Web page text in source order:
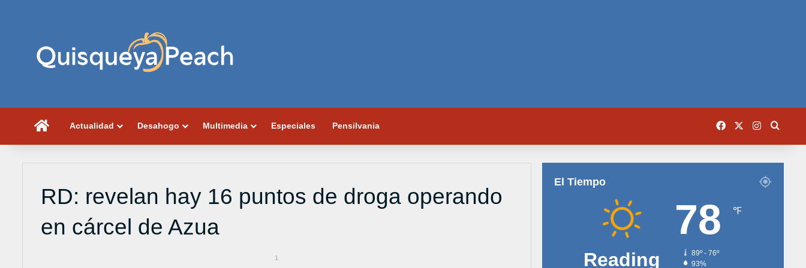
PortadaActualidad Desahogo Multimedia Especiales Pensilvania Facebook Instagram
RD: revelan hay 16 puntos de droga operando
en cárcel de Azua
1
El Tiempo
Reading
78 ℉
89º - 76º
93%